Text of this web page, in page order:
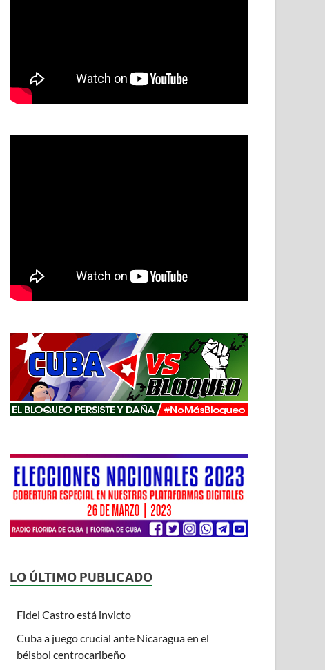
LO ÚLTIMO PUBLICADO
Fidel Castro está invicto
Cuba a juego crucial ante Nicaragua en el
béisbol centrocaribeño